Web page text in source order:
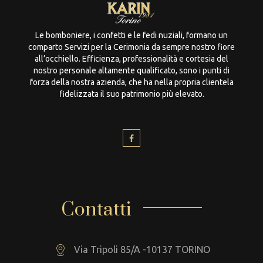
Le bomboniere, i confetti e le fedi nuziali, formano un
comparto Servizi per la Cerimonia da sempre nostro fiore
all’occhiello. Efficienza, professionalità e cortesia del
nostro personale altamente qualificato, sono i punti di
forza della nostra azienda, che ha nella propria clientela
fidelizzata il suo patrimonio più elevato.
Contatti
Via Tripoli 85/A -10137 TORINO